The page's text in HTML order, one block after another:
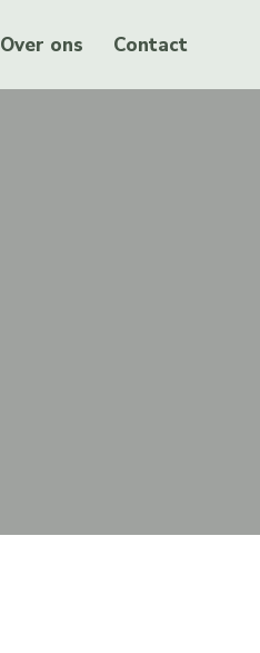
Over ons Contact